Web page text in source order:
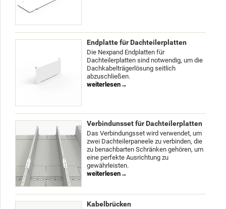
Endplatte für Dachteilerplatten
Die Nexpand Endplatten für
Dachteilerplatten sind notwendig, um die
Dachkabelträgerlösung seitlich
abzuschließen.
weiterlesen
Verbindunsset für Dachteilerplatten
Das Verbindungsset wird verwendet, um
zwei Dachteilerpaneele zu verbinden, die
zu benachbarten Schränken gehören, um
eine perfekte Ausrichtung zu
gewährleisten.
weiterlesen
Kabelbrücken